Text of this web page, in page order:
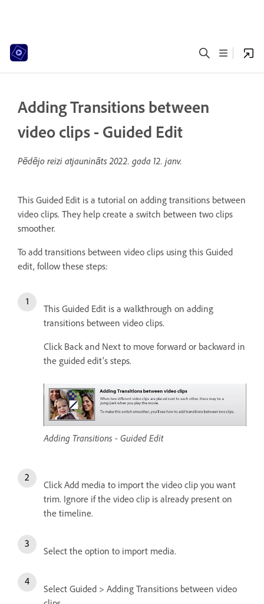
Adding Transitions between
video clips - Guided Edit
Pēdējo reizi atjaunināts2022. gada 12. janv.
This Guided Edit is a tutorial on adding transitions between
video clips. They help create a switch between two clips
smoother.
To add transitions between video clips using this Guided
edit, follow these steps:
This Guided Edit is a walkthrough on adding
transitions between video clips.
Click Back and Next to move forward or backward in
the guided edit's steps.
Adding Transitions - Guided Edit
Click Add media to import the video clip you want
trim. Ignore if the video clip is already present on
the timeline.
Select the option to import media.
Select Guided > Adding Transitions between video